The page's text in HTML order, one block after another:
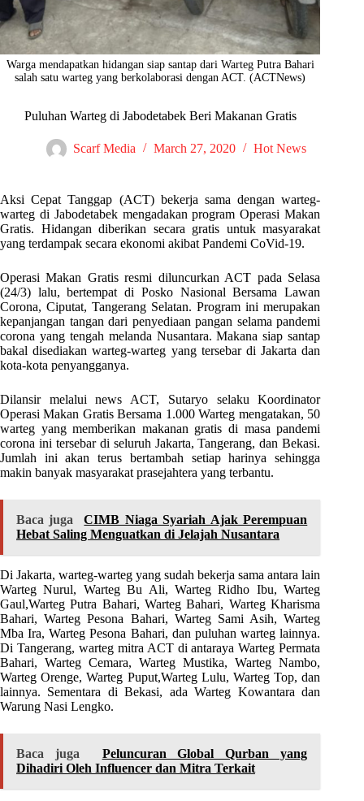
Warga mendapatkan hidangan siap santap dari Warteg Putra Bahari
salah satu warteg yang berkolaborasi dengan ACT. (ACTNews)
Puluhan Warteg di Jabodetabek Beri Makanan Gratis
Scarf Media March 27, 2020 Hot News
Aksi Cepat Tanggap (ACT) bekerja sama dengan warteg-
warteg di Jabodetabek mengadakan program Operasi Makan
Gratis. Hidangan diberikan secara gratis untuk masyarakat
yang terdampak secara ekonomi akibat Pandemi CoVid-19.
Operasi Makan Gratis resmi diluncurkan ACT pada Selasa
(24/3) lalu, bertempat di Posko Nasional Bersama Lawan
Corona, Ciputat, Tangerang Selatan. Program ini merupakan
kepanjangan tangan dari penyediaan pangan selama pandemi
corona yang tengah melanda Nusantara. Makana siap santap
bakal disediakan warteg-warteg yang tersebar di Jakarta dan
kota-kota penyangganya.
Dilansir melalui news ACT, Sutaryo selaku Koordinator
Operasi Makan Gratis Bersama 1.000 Warteg mengatakan, 50
warteg yang memberikan makanan gratis di masa pandemi
corona ini tersebar di seluruh Jakarta, Tangerang, dan Bekasi.
Jumlah ini akan terus bertambah setiap harinya sehingga
makin banyak masyarakat prasejahtera yang terbantu.
Baca juga
CIMB Niaga Syariah Ajak Perempuan
Hebat Saling Menguatkan di Jelajah Nusantara
Di Jakarta, warteg-warteg yang sudah bekerja sama antara lain
Warteg Nurul, Warteg Bu Ali, Warteg Ridho Ibu, Warteg
Gaul,Warteg Putra Bahari, Warteg Bahari, Warteg Kharisma
Bahari, Warteg Pesona Bahari, Warteg Sami Asih, Warteg
Mba Ira, Warteg Pesona Bahari, dan puluhan warteg lainnya.
Di Tangerang, warteg mitra ACT di antaraya Warteg Permata
Bahari, Warteg Cemara, Warteg Mustika, Warteg Nambo,
Warteg Orenge, Warteg Puput,Warteg Lulu, Warteg Top, dan
lainnya. Sementara di Bekasi, ada Warteg Kowantara dan
Warung Nasi Lengko.
Baca juga
Peluncuran Global Qurban yang
Dihadiri Oleh Influencer dan Mitra Terkait